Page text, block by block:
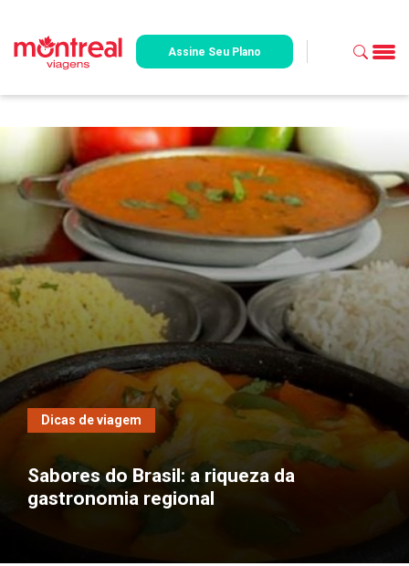
Assine Seu Plano
Dicas de viagem
Sabores do Brasil: a riqueza da
gastronomia regional